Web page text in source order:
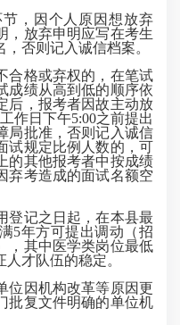
，因个人原因想放弃
，放弃申明应写在考生
否则记入诚信档案。
格或弃权的，在笔试
成绩从高到低的顺序依
后，报考者因故主动放
作日下午5:00之前提出
局批准，否则记入诚信
试规定比例人数的，可
的其他报考者中按成绩
弃考造成的面试名额空
记之日起，在本县最
5年方可提出调动（招
，其中医学类岗位最低
才队伍的稳定。
因机构改革等原因更
批复文件明确的单位机